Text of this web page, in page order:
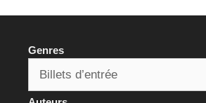
Genres